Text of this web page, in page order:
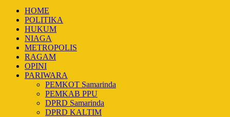
HOME
POLITIKA
HUKUM
NIAGA
METROPOLIS
RAGAM
OPINI
PARIWARA
PEMKOT Samarinda
PEMKAB PPU
DPRD Samarinda
DPRD KALTIM